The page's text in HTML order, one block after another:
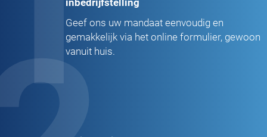
Geef ons uw mandaat eenvoudig en
gemakkelijk via het online formulier, gewoon
vanuit huis.